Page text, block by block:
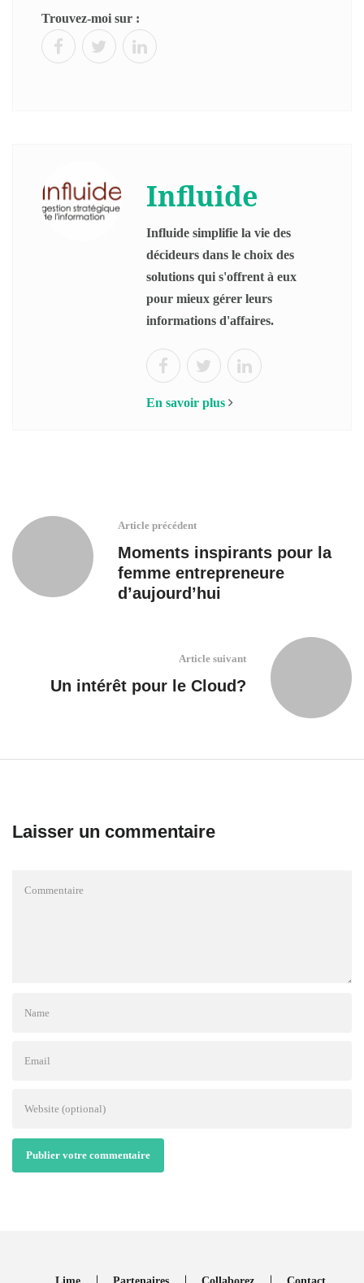
Trouvez-moi sur :
Influide
Influide simplifie la vie des
décideurs dans le choix des
solutions qui s'offrent à eux
pour mieux gérer leurs
informations d'affaires.
En savoir plus
Article précédent
Moments inspirants pour la
femme entrepreneure
d’aujourd’hui
Article suivant
Un intérêt pour le Cloud?
Laisser un commentaire
Publier votre commentaire